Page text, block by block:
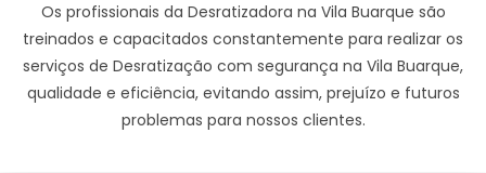
Os profissionais da Desratizadora na Vila Buarque são
treinados e capacitados constantemente para realizar os
serviços de Desratização com segurança na Vila Buarque,
qualidade e eficiência, evitando assim, prejuízo e futuros
problemas para nossos clientes.